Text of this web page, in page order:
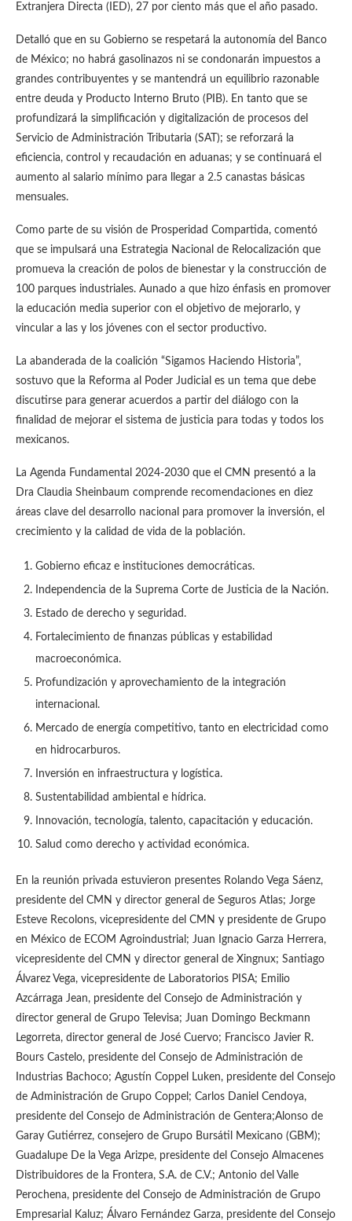
Extranjera Directa (IED), 27 por ciento más que el año pasado.
Detalló que en su Gobierno se respetará la autonomía del Banco
de México; no habrá gasolinazos ni se condonarán impuestos a
grandes contribuyentes y se mantendrá un equilibrio razonable
entre deuda y Producto Interno Bruto (PIB). En tanto que se
profundizará la simplificación y digitalización de procesos del
Servicio de Administración Tributaria (SAT); se reforzará la
eficiencia, control y recaudación en aduanas; y se continuará el
aumento al salario mínimo para llegar a 2.5 canastas básicas
mensuales.
Como parte de su visión de Prosperidad Compartida, comentó
que se impulsará una Estrategia Nacional de Relocalización que
promueva la creación de polos de bienestar y la construcción de
100 parques industriales. Aunado a que hizo énfasis en promover
la educación media superior con el objetivo de mejorarlo, y
vincular a las y los jóvenes con el sector productivo.
La abanderada de la coalición “Sigamos Haciendo Historia”,
sostuvo que la Reforma al Poder Judicial es un tema que debe
discutirse para generar acuerdos a partir del diálogo con la
finalidad de mejorar el sistema de justicia para todas y todos los
mexicanos.
La Agenda Fundamental 2024-2030 que el CMN presentó a la
Dra Claudia Sheinbaum comprende recomendaciones en diez
áreas clave del desarrollo nacional para promover la inversión, el
crecimiento y la calidad de vida de la población.
Gobierno eficaz e instituciones democráticas.
Independencia de la Suprema Corte de Justicia de la Nación.
Estado de derecho y seguridad.
Fortalecimiento de finanzas públicas y estabilidad
macroeconómica.
Profundización y aprovechamiento de la integración
internacional.
Mercado de energía competitivo, tanto en electricidad como
en hidrocarburos.
Inversión en infraestructura y logística.
Sustentabilidad ambiental e hídrica.
Innovación, tecnología, talento, capacitación y educación.
Salud como derecho y actividad económica.
En la reunión privada estuvieron presentes Rolando Vega Sáenz,
presidente del CMN y director general de Seguros Atlas; Jorge
Esteve Recolons, vicepresidente del CMN y presidente de Grupo
en México de ECOM Agroindustrial; Juan Ignacio Garza Herrera,
vicepresidente del CMN y director general de Xingnux; Santiago
Álvarez Vega, vicepresidente de Laboratorios PISA; Emilio
Azcárraga Jean, presidente del Consejo de Administración y
director general de Grupo Televisa; Juan Domingo Beckmann
Legorreta, director general de José Cuervo; Francisco Javier R.
Bours Castelo, presidente del Consejo de Administración de
Industrias Bachoco; Agustín Coppel Luken, presidente del Consejo
de Administración de Grupo Coppel; Carlos Daniel Cendoya,
presidente del Consejo de Administración de Gentera;Alonso de
Garay Gutiérrez, consejero de Grupo Bursátil Mexicano (GBM);
Guadalupe De la Vega Arizpe, presidente del Consejo Almacenes
Distribuidores de la Frontera, S.A. de C.V.; Antonio del Valle
Perochena, presidente del Consejo de Administración de Grupo
Empresarial Kaluz; Álvaro Fernández Garza, presidente del Consejo